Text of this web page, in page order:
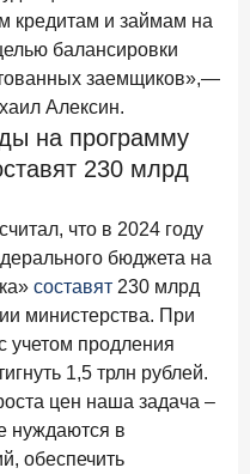
ИССЛЕДОВАНИЕ
за объёмами к битве за
ИССЛЕДОВАНИЕ
обзор механик и
ИССЛЕДОВАНИЕ
клиента
ИССЛЕДОВАНИЕ
выдач кредитов
ИССЛЕДОВАНИЕ
кредитам и займам на
балансировки
заемщиков»,—
Алексин.
на программу
230 млрд
что в 2024 году
бюджета на
составят 230 млрд
министерства. При
учетом продления
1,5 трлн рублей.
цен наша задача –
нуждаются в
обеспечить